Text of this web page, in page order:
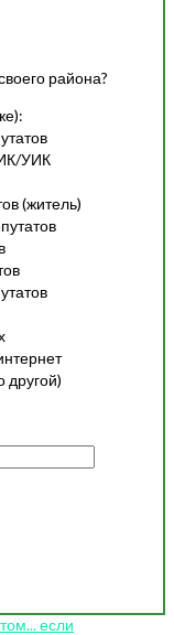
района?
УИК
(житель)
другой)